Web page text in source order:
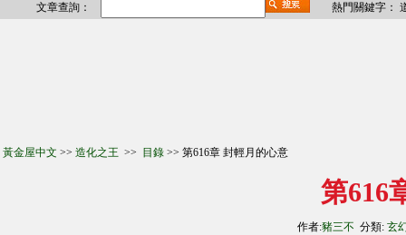
文章查詢： 熱門關鍵字：
黃金屋中文 >> 造化之王 >> 目錄 >> 第616章 封輕月的心意
第616
作者:豬三不 分類: 玄